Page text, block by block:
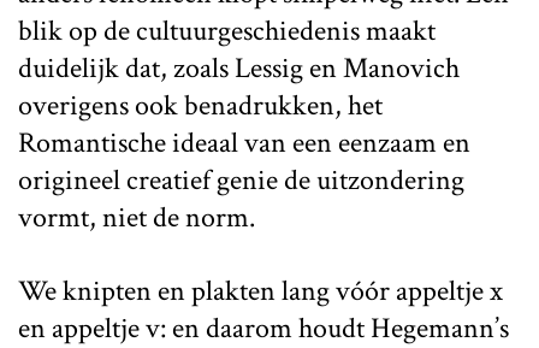
blik op de cultuurgeschiedenis maakt
duidelijk dat, zoals Lessig en Manovich
overigens ook benadrukken, het
Romantische ideaal van een eenzaam en
origineel creatief genie de uitzondering
vormt, niet de norm.
We knipten en plakten lang vóór appeltje x
en appeltje v: en daarom houdt Hegemann’s